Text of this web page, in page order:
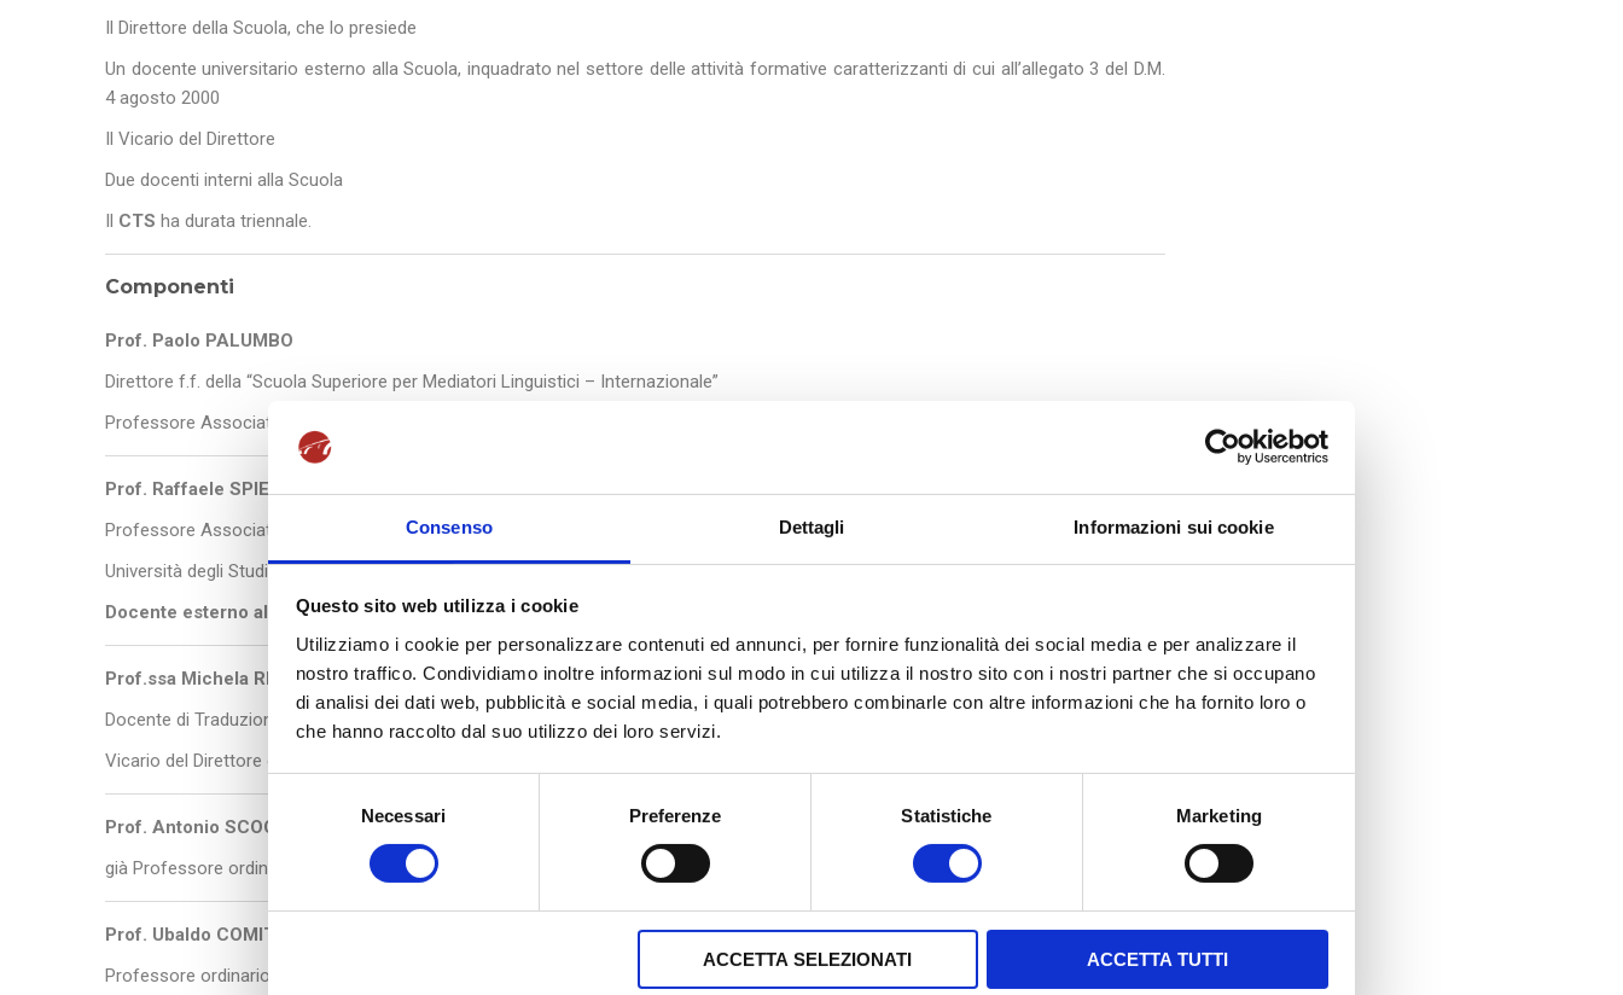
Consenso Dettagli Informazioni sui cookie
Questo sito web utilizza i cookie
Utilizziamo i cookie per personalizzare contenuti ed annunci, per fornire funzionalità dei social media e per analizzare il
nostro traffico. Condividiamo inoltre informazioni sul modo in cui utilizza il nostro sito con i nostri partner che si occupano
di analisi dei dati web, pubblicità e social media, i quali potrebbero combinarle con altre informazioni che ha fornito loro o
che hanno raccolto dal suo utilizzo dei loro servizi.
e
z
i
Necessari Preferenze Statistiche Marketing
ACCETTA SELEZIONATI ACCETTA TUTTI
Il Direttore della Scuola, che lo presiede
Un docente universitario esterno alla Scuola, inquadrato nel settore delle attività formative caratterizzanti di cui all’allegato 3 del D.M.
4 agosto 2000
Il Vicario del Direttore
Due docenti interni alla Scuola
Il CTS ha durata triennale.
Componenti
Prof. Paolo PALUMBO
Direttore f.f. della “Scuola Superiore per Mediatori Linguistici – Internazionale”
Professore Associato (IUS/11) presso l’Università Giustino Fortunato
Prof. Raffaele SPIEZIA
Professore Associato di Lingua e Traduzione Francese L-LIN/04
Università degli Studi della Campania “Luigi Vanvitelli”
Docente esterno alla Scuola
Prof.ssa Michela RENNA
Docente di Traduzione Specialistica (L-LIN/12)
Vicario del Direttore della SSML
Prof. Antonio SCOCOZZA
già Professore ordinario di Lingua e Traduzione Spagnola L-LIN/07 presso l’Università degli Studi di Salerno
Prof. Ubaldo COMITE
Professore ordinario di Economia Aziendale SECS-P/07 presso l’Università Giustino Fortunato